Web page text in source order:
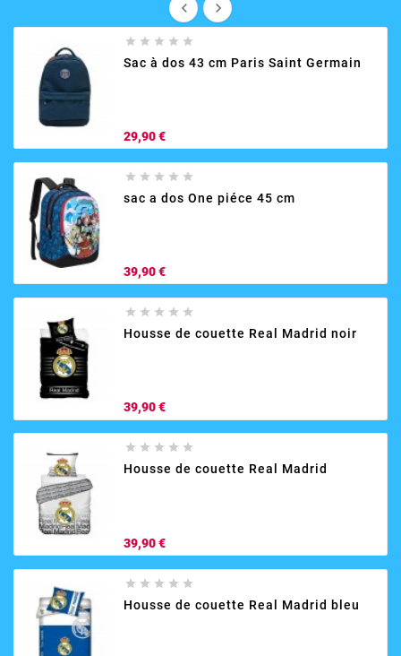
 
    
Sac à dos 43 cm Paris Saint Germain
29,90 €Prix
    
sac a dos One piéce 45 cm
39,90 €Prix
    
Housse de couette Real Madrid noir
39,90 €Prix
    
Housse de couette Real Madrid
39,90 €Prix
    
Housse de couette Real Madrid bleu